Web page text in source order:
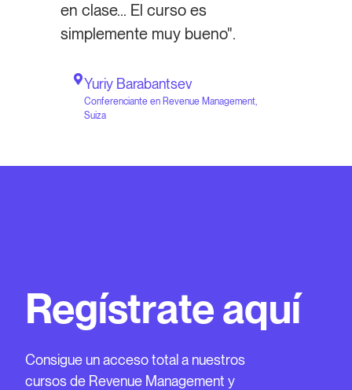
en clase... El curso es
simplemente muy bueno".
Yuriy Barabantsev
Conferenciante en Revenue Management,
Suiza
Regístrate aquí
Consigue un acceso total a nuestros
cursos de Revenue Management y